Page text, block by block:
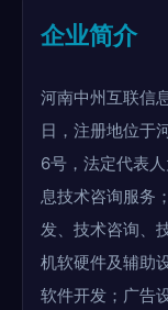
企业简介
河南中州互联信
日，注册地位于
6号，法定代表
息技术咨询服务
发、技术咨询、
机软硬件及辅助
软件开发；广告